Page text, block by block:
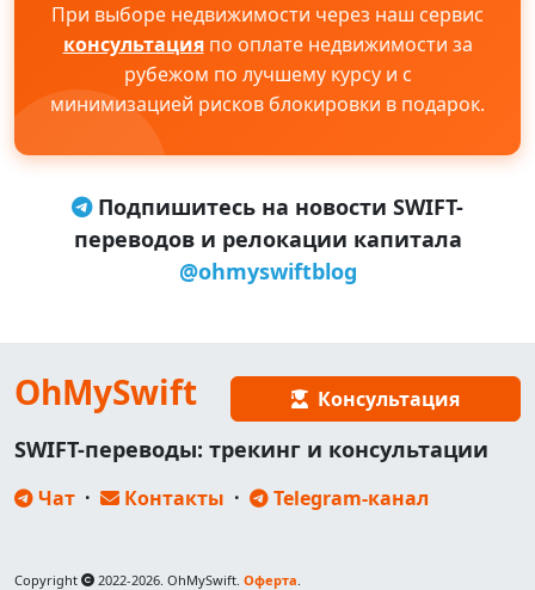
При выборе недвижимости через наш сервис
консультацияпо оплате недвижимости за
рубежом по лучшему курсу и с
минимизацией рисков блокировки в подарок.
Подпишитесь на новости SWIFT-
переводов и релокации капитала
@ohmyswiftblog
OhMySwift Консультация
SWIFT-переводы: трекинг и консультации
Чат · Контакты · Telegram-канал
Copyright 2022-2026. OhMySwift. Оферта.